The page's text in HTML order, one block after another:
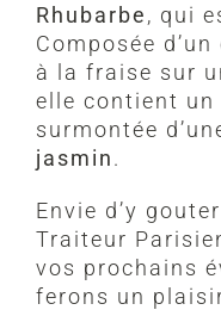
Rhubarbe, qui
Composée
à la fraise sur
elle contient
surmontée
jasmin.
Envie d’y
Traiteur
vos prochains
ferons un